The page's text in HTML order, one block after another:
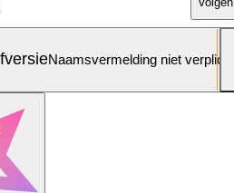
Naamsvermelding niet verplicht